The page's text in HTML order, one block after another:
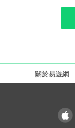
關於易遊網